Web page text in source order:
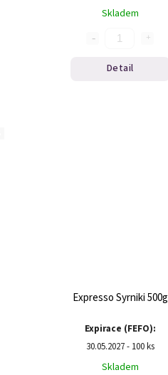
Skladem
Detail
Expresso Syrniki 500g
Expirace (FEFO):
30.05.2027 - 100 ks
Skladem